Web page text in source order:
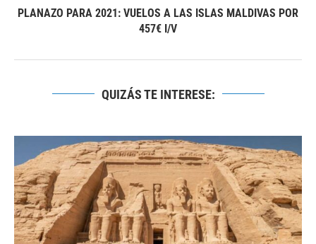
PLANAZO PARA 2021: VUELOS A LAS ISLAS MALDIVAS POR
457€ I/V
QUIZÁS TE INTERESE: